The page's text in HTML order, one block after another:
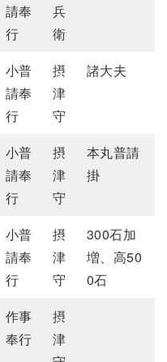
請奉
行
兵
衛
小普
請奉
行
摂
津
守
諸大夫
小普
請奉
行
摂
津
守
本丸普請
掛
小普
請奉
行
摂
津
守
300石加
増、高50
0石
作事
奉行
摂
津